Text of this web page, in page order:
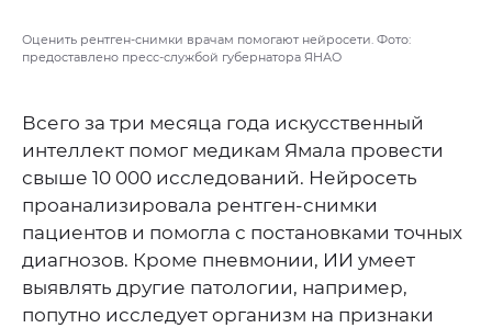
Оценить рентген-снимки врачам помогают нейросети. Фото:
предоставлено пресс-службой губернатора ЯНАО
Всего за три месяца года искусственный
интеллект помог медикам Ямала провести
свыше 10 000 исследований. Нейросеть
проанализировала рентген-снимки
пациентов и помогла с постановками точных
диагнозов. Кроме пневмонии, ИИ умеет
выявлять другие патологии, например,
попутно исследует организм на признаки